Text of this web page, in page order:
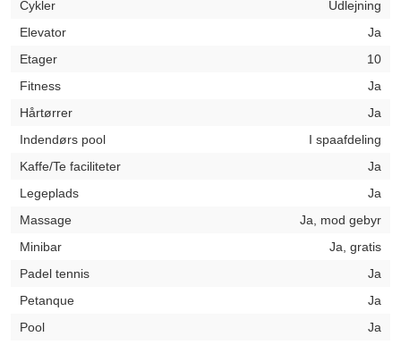
Cykler
Udlejning
Elevator
Ja
Etager
10
Fitness
Ja
Hårtørrer
Ja
Indendørs pool
I spaafdeling
Kaffe/Te faciliteter
Ja
Legeplads
Ja
Massage
Ja, mod gebyr
Minibar
Ja, gratis
Padel tennis
Ja
Petanque
Ja
Pool
Ja